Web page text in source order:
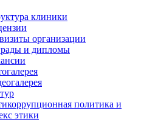
клиники
организации
и дипломы
политика и
этики